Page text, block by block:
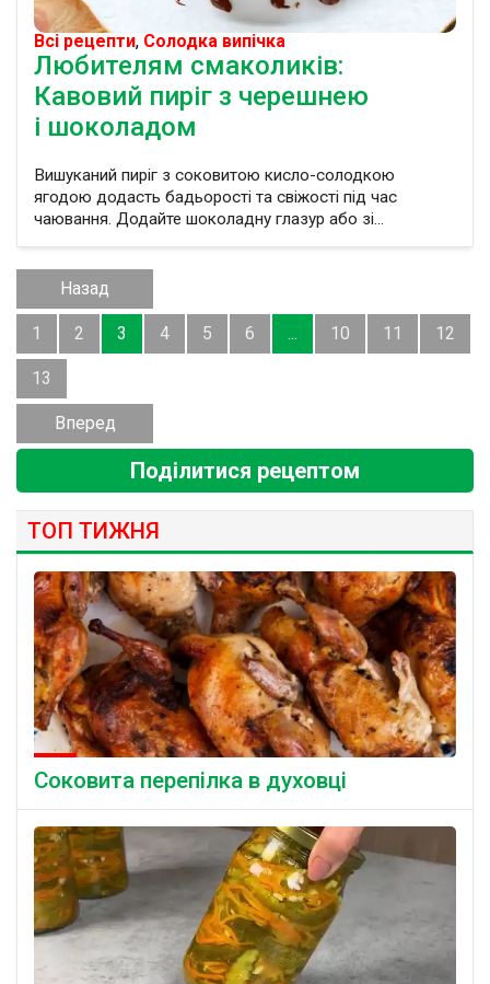
Всі рецепти, Солодка випічка
Любителям смаколиків:
Кавовий пиріг з черешнею
і шоколадом
Вишуканий пиріг з соковитою кисло-солодкою
ягодою додасть бадьорості та свіжості під час
чаювання. Додайте шоколадну глазур або зі...
Назад
1 2 3 4 5 6 ... 10 11 12
13
Вперед
Поділитися рецептом
ТОП ТИЖНЯ
Соковита перепілка в духовці